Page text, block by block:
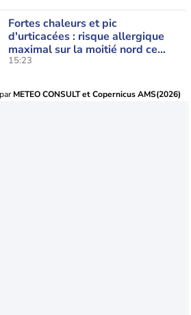
Fortes chaleurs et pic
d'urticacées : risque allergique
maximal sur la moitié nord ce
vendredi
15:23
METEO CONSULT et Copernicus AMS(2026)